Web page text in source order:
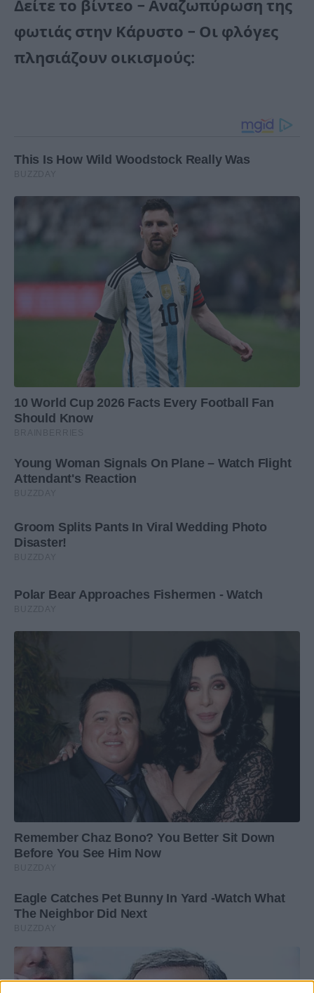
Δείτε το βίντεο – Αναζωπύρωση της
φωτιάς στην Κάρυστο – Οι φλόγες
πλησιάζουν οικισμούς: